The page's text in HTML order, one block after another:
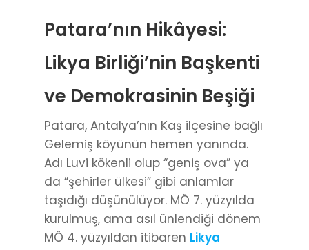
Patara’nın Hikâyesi:
Likya Birliği’nin Başkenti
ve Demokrasinin Beşiği
Patara, Antalya’nın Kaş ilçesine bağlı
Gelemiş köyünün hemen yanında.
Adı Luvi kökenli olup “geniş ova” ya
da “şehirler ülkesi” gibi anlamlar
taşıdığı düşünülüyor. MÖ 7. yüzyılda
kurulmuş, ama asıl ünlendiği dönem
MÖ 4. yüzyıldan itibaren Likya